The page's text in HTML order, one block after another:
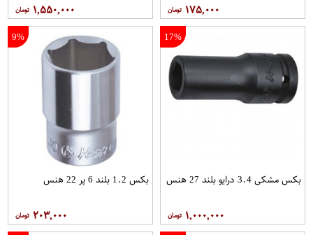
۱۷۵,۰۰۰ ۱,۵۵۰,۰۰۰
17%
بکس مشکی 3.4 درایو بلند 27 هنس
۱,۰۰۰,۰۰۰
9%
بکس 1.2 بلند 6 پر 22 هنس
۲۰۳,۰۰۰